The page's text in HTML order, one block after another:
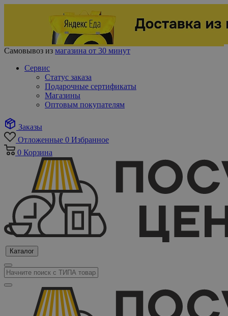
Самовывоз из магазина от 30 минут
Сервис
Статус заказа
Подарочные сертификаты
Магазины
Оптовым покупателям
Заказы
Отложенные 0 Избранное
0 Корзина
Каталог